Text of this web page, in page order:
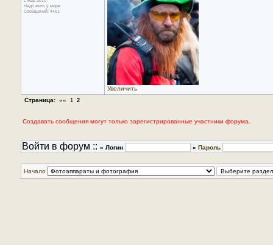
Надо жить у моря
Сообщений: 4461
Увеличить
Страница: «« 1 2
Создавать сообщения могут только зарегистрированные участники форума.
Войти в форум :: » Логин » Пароль
Начало